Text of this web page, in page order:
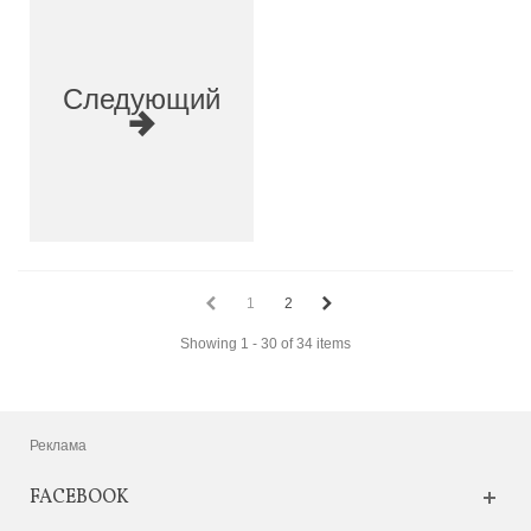
Следующий
1 2
Showing 1 - 30 of 34 items
Реклама
FACEBOOK